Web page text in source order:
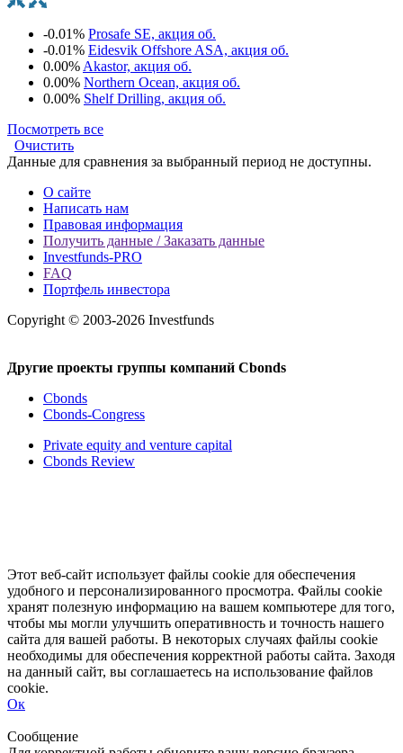
-0.01% Prosafe SE, акция об.
-0.01% Eidesvik Offshore ASA, акция об.
0.00% Akastor, акция об.
0.00% Northern Ocean, акция об.
0.00% Shelf Drilling, акция об.
Посмотреть все
Очистить
Данные для сравнения за выбранный период не доступны.
О сайте
Написать нам
Правовая информация
Получить данные / Заказать данные
Investfunds-PRO
FAQ
Портфель инвестора
Copyright © 2003-2026 Investfunds
Другие проекты группы компаний Cbonds
Cbonds
Cbonds-Congress
Private equity and venture capital
Cbonds Review
Этот веб-сайт использует файлы cookie для обеспечения
удобного и персонализированного просмотра. Файлы cookie
хранят полезную информацию на вашем компьютере для того,
чтобы мы могли улучшить оперативность и точность нашего
сайта для вашей работы. В некоторых случаях файлы cookie
необходимы для обеспечения корректной работы сайта. Заходя
на данный сайт, вы соглашаетесь на использование файлов
cookie.
Ок
Сообщение